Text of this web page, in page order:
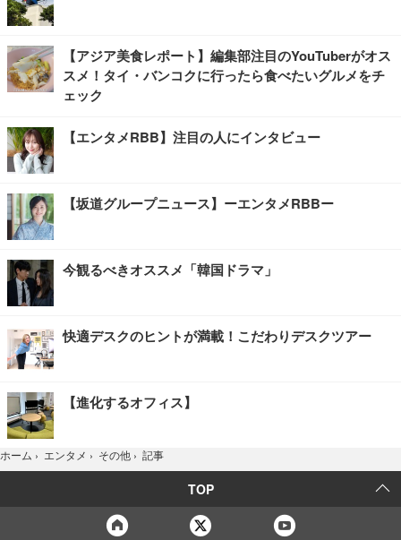
【アジア美食レポート】編集部注目のYouTuberがオス
スメ！タイ・バンコクに行ったら食べたいグルメをチ
ェック
【エンタメRBB】注目の人にインタビュー
【坂道グループニュース】ーエンタメRBBー
今観るべきオススメ「韓国ドラマ」
快適デスクのヒントが満載！こだわりデスクツアー
【進化するオフィス】
ホーム › エンタメ › その他 › 記事
TOP